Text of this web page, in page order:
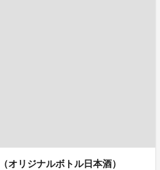
オリジナルボトル日本酒）